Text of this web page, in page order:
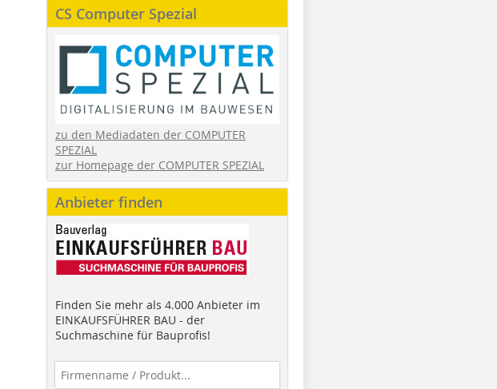
CS Computer Spezial
zu den Mediadaten der COMPUTER
SPEZIAL
zur Homepage der COMPUTER SPEZIAL
Anbieter finden
Finden Sie mehr als 4.000 Anbieter im
EINKAUFSFÜHRER BAU - der
Suchmaschine für Bauprofis!